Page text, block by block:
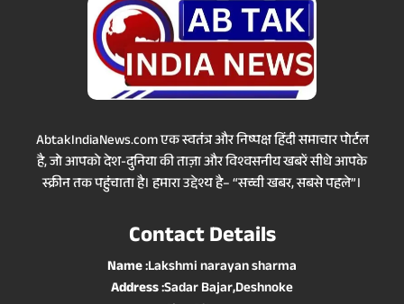
Follow Us :
AbtakIndiaNews.com एक स्वतंत्र और निष्पक्ष हिंदी समाचार पोर्टल
है, जो आपको देश-दुनिया की ताज़ा और विश्वसनीय खबरें सीधे आपके
स्क्रीन तक पहुंचाता है। हमारा उद्देश्य है– “सच्ची खबर, सबसे पहले”।